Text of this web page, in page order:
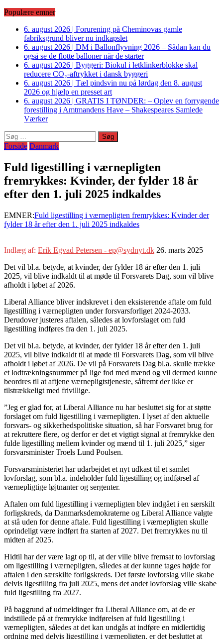
Populære emner
6. august 2026 | Forurening på Cheminovas gamle
fabriksgrund bliver nu indkapslet
6. august 2026 | DM i Ballonflyvning 2026 – Sådan kan du
også se de flotte balloner når de starter
6. august 2026 | Byggeri: Biokul i letklinkerblokke skal
reducere CO₂-aftrykket i dansk byggeri
6. august 2026 | Tæl pindsvin nu på lørdag den 8. august
2026 og hjælp en presset art
6. august 2026 | GRATIS I TØNDER: – Oplev en forrygende
forestilling i Amtmandens Have – Shakespeares Samlede
Værker
Søg
efter:
Forside Danmark
Fuld ligestilling i værnepligten
fremrykkes: Kvinder, der fylder 18 år
efter den 1. juli 2025 indkaldes
EMNER:Fuld ligestilling i værnepligten fremrykkes: Kvinder der
fylder 18 år efter den 1. juli 2025 indkaldes
Indlæg af: Erik Egvad Petersen - ep@sydnyt.dk 26. marts 2025
Det vil bl.a. betyde, at kvinder, der fylder 18 år efter den 1. juli
2025, vil blive indkaldt til at møde til Forsvarets Dag, som vil blive
afholdt i løbet af 2026.
Liberal Alliance bliver indskrevet i den eksisterende aftale om fuld
ligestilling i værnepligten under forsvarsforliget 2024-2033.
Derudover justeres aftalen, således at lovforslaget om fuld
ligestilling indføres fra den 1. juli 2025.
Det vil bl.a. betyde, at kvinder, der fylder 18 år efter den 1. juli
2025, vil blive indkaldt til at møde til Forsvarets Dag, som vil blive
afholdt i løbet af 2026. De vil på Forsvarets Dag bl.a. skulle trække
et lodtrækningsnummer på lige fod med mænd og vil dermed kunne
beordres til at aftjene værnepligtstjeneste, såfremt der ikke er
tilstrækkeligt med frivillige.
”Jeg er glad for, at Liberal Alliance nu har besluttet sig for at støtte
forslaget om fuld ligestilling i værnepligten. I lyset af den aktuelle
forsvars- og sikkerhedspolitiske situation, så har Forsvaret brug for
at rekruttere flere, og derfor er det et vigtigt signal at fremrykke den
fulde ligestilling mellem kvinder og mænd til 1. juli 2025,” siger
forsvarsminister Troels Lund Poulsen.
Forsvarsministeriet har udarbejdet et nyt udkast til et samlet
lovforslag, som bl.a. indeholder fuld ligestilling og indførsel af
værnepligtige løjtnanter og sergenter.
Aftalen om fuld ligestilling i værnepligten blev indgået i en særskilt
forligskreds, da Danmarksdemokraterne og Liberal Alliance valgte
at stå uden for denne aftale. Fuld ligestilling i værnepligten skulle
oprindeligt være indført fra starten af 2027. Det fremrykkes nu til
midten af 2025.
Hidtil har der være lagt op til, at der ville blive fremsat to lovforslag
om ligestilling i værnepligten, således at der kunne tages højde for
aftalen i den særskilte forligskreds. Det første lovforslag ville skabe
delvis ligestilling fra juli 2025, mens det andet lovforslag ville skabe
fuld ligestilling fra 2027.
På baggrund af udmeldinger fra Liberal Alliance om, at de er
indstillede på at fremrykke indførelsen af fuld ligestilling i
værnepligten, således at det kan undgås at indføre en midlertidig
ordning med delvis ligestilling i værnepligten, er det besluttet at